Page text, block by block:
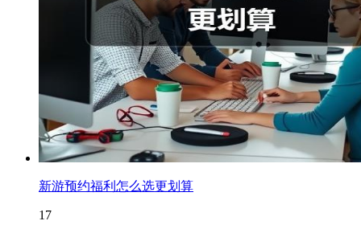
新游预约福利怎么选更划算
17